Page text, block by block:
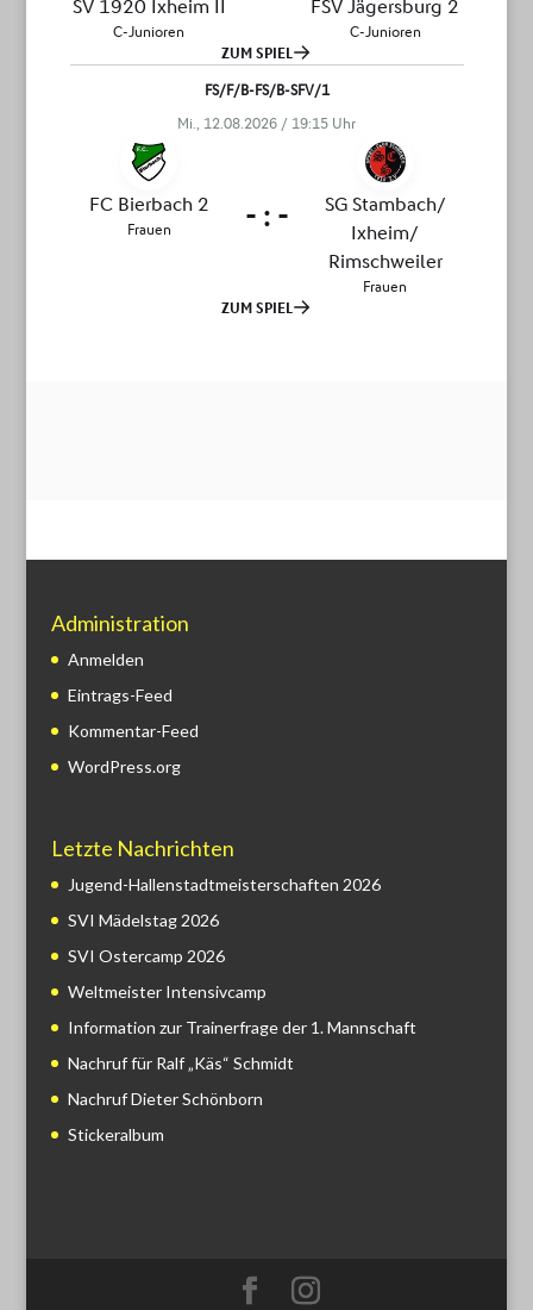
Administration
Anmelden
Eintrags-Feed
Kommentar-Feed
WordPress.org
Letzte Nachrichten
Jugend-Hallenstadtmeisterschaften 2026
SVI Mädelstag 2026
SVI Ostercamp 2026
Weltmeister Intensivcamp
Information zur Trainerfrage der 1. Mannschaft
Nachruf für Ralf „Käs“ Schmidt
Nachruf Dieter Schönborn
Stickeralbum